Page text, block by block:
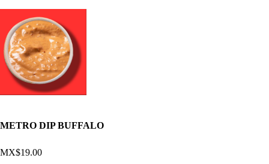
METRO DIP BUFFALO
MX$19.00